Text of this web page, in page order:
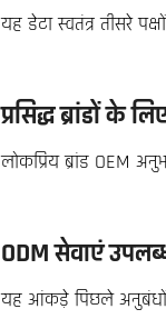
यह डेटा स्वतंत्र तीसरे
प्रसिद्ध ब्रांडों के
लोकप्रिय ब्रांड OEM
ODM सेवाएं
यह आंकड़े पिछले अनुबंधों